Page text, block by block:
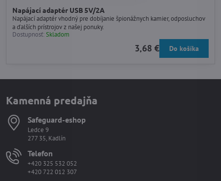
Napájací adaptér USB 5V/2A
Napájací adaptér vhodný pre dobíjanie špionážnych kamier, odposluchov
a ďalších prístrojov z našej ponuky.
Dostupnosť:Skladom
3,68 € Do košíka
Kamenná predajňa
Safeguard-eshop
Ledce 9
277 35, Kadlín
Telefon
+420 325 532 052
+420 722 012 307